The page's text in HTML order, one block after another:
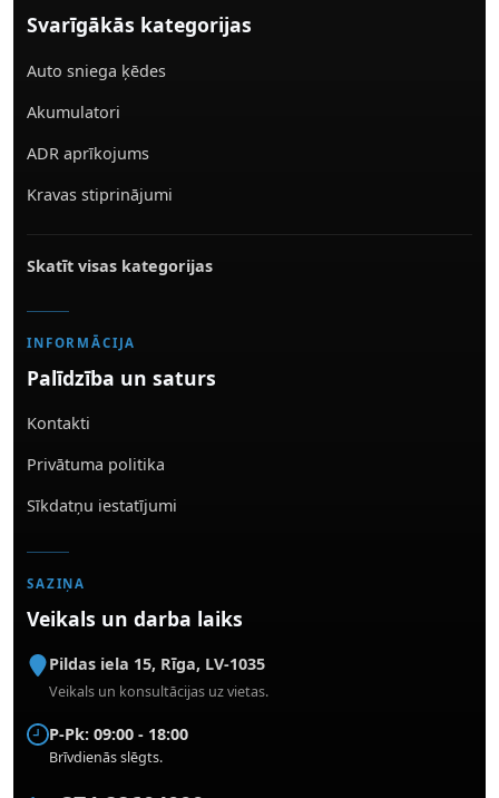
Svarīgākās kategorijas
Auto sniega ķēdes
Akumulatori
ADR aprīkojums
Kravas stiprinājumi
Skatīt visas kategorijas
INFORMĀCIJA
Palīdzība un saturs
Kontakti
Privātuma politika
Sīkdatņu iestatījumi
SAZIŅA
Veikals un darba laiks
Pildas iela 15, Rīga, LV-1035
Veikals un konsultācijas uz vietas.
P-Pk: 09:00 - 18:00
Brīvdienās slēgts.